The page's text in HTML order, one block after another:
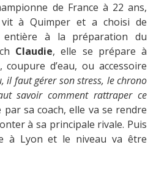
de France à 22 ans,
à Quimper et a choisi de
entière à la préparation du
Claudie, elle se prépare à
d’eau, ou accessoire
il faut gérer son stress, le chrono
savoir comment rattraper ce
par sa coach, elle va se rendre
à sa principale rivale. Puis
à Lyon et le niveau va être